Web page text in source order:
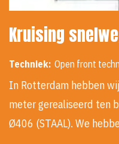
Kruising
Techniek: Open front
In Rotterdam hebben
meter gerealiseerd ten
Ø406 (STAAL). We